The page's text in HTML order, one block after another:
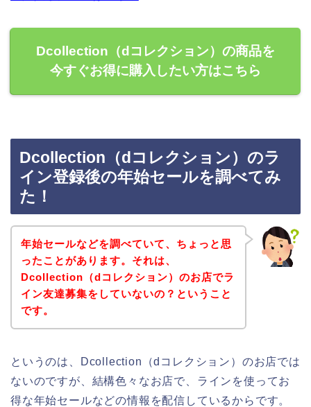
Dcollection（dコレクション）の商品を
今すぐお得に購入したい方はこちら
Dcollection（dコレクション）のラ
イン登録後の年始セールを調べてみ
た！
年始セールなどを調べていて、ちょっと思
ったことがあります。それは、
Dcollection（dコレクション）のお店でラ
イン友達募集をしていないの？ということ
です。
というのは、Dcollection（dコレクション）のお店では
ないのですが、結構色々なお店で、ラインを使ってお
得な年始セールなどの情報を配信しているからです。